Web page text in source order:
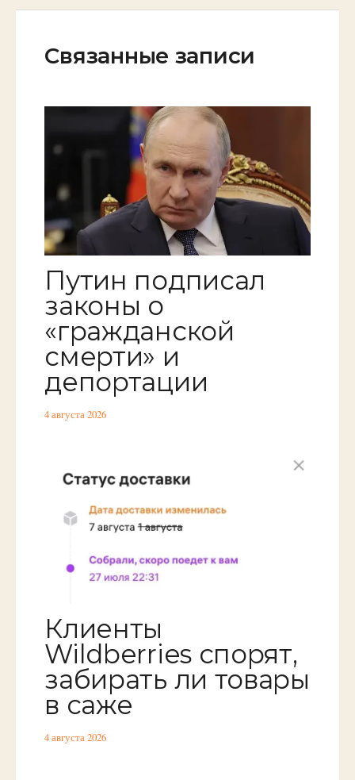
Связанные записи
Путин подписал
законы о
«гражданской
смерти» и
депортации
4 августа 2026
Клиенты
Wildberries спорят,
забирать ли товары
в саже
4 августа 2026